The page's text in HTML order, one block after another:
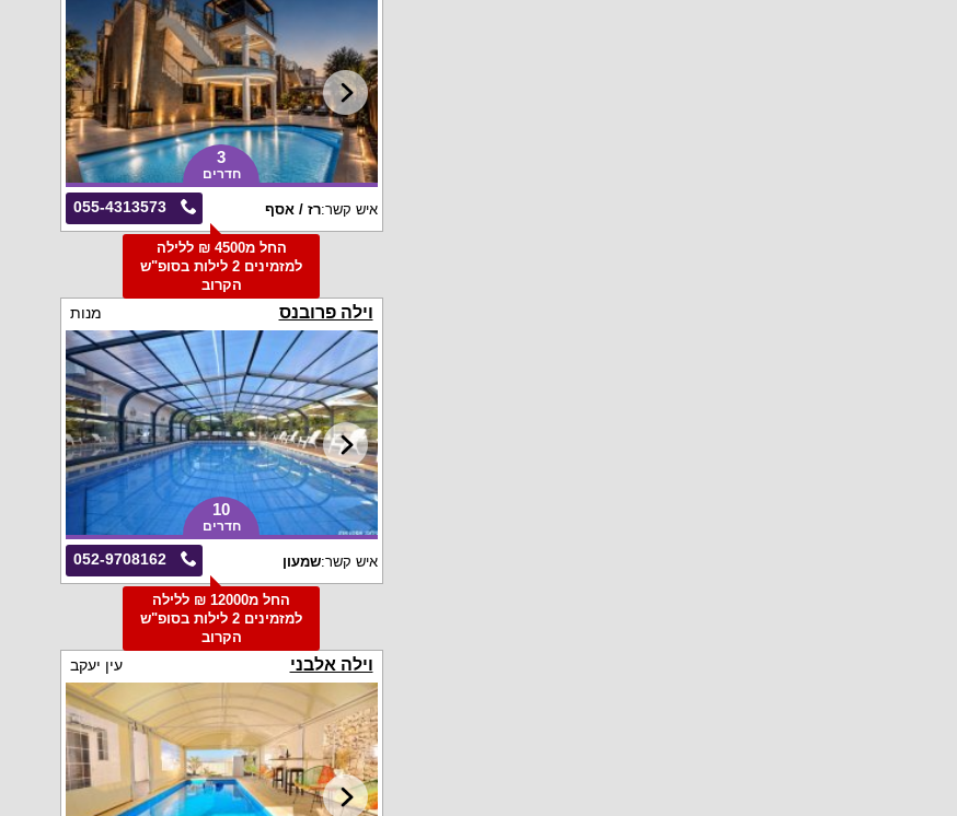
3
חדרים
055-4313573 איש קשר:רז / אסף
החל מ4500 ₪ ללילה
למזמינים 2 לילות בסופ"ש
הקרוב
וילה פרובנס מנות
10
חדרים
052-9708162 איש קשר:שמעון
החל מ12000 ₪ ללילה
למזמינים 2 לילות בסופ"ש
הקרוב
וילה אלבני עין יעקב